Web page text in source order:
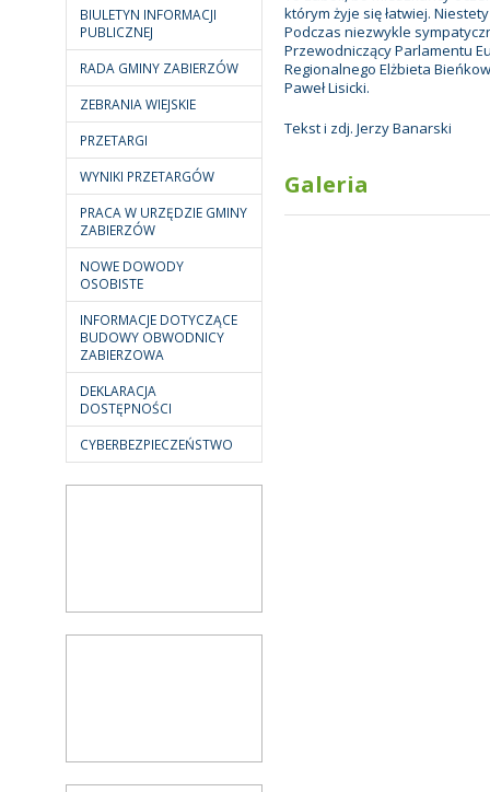
BIULETYN INFORMACJI
PUBLICZNEJ
RADA GMINY ZABIERZÓW
ZEBRANIA WIEJSKIE
PRZETARGI
WYNIKI PRZETARGÓW
PRACA W URZĘDZIE GMINY
ZABIERZÓW
NOWE DOWODY
OSOBISTE
INFORMACJE DOTYCZĄCE
BUDOWY OBWODNICY
ZABIERZOWA
DEKLARACJA
DOSTĘPNOŚCI
CYBERBEZPIECZEŃSTWO
którym żyje się łatwiej.
Podczas niezwykle
Przewodniczący Parlamentu
Regionalnego Elżbieta
Paweł Lisicki.
Tekst i zdj. Jerzy Banarski
Galeria